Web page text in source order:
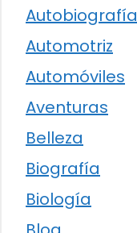
Autobiografía
Automotriz
Automóviles
Aventuras
Belleza
Biografía
Biología